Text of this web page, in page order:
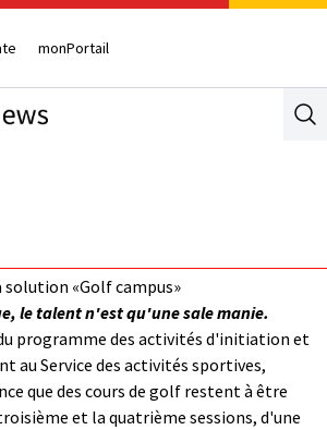
monPortail
solution «Golf campus»
le talent n'est qu'une sale manie.
programme des activités d'initiation et
au Service des activités sportives,
que des cours de golf restent à être
et la quatrième sessions, d'une